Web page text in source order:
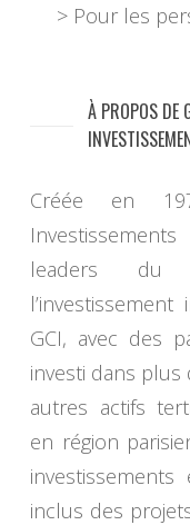
> Pour les
À PROPOS DE
Créée en
leaders du
GCI, avec des
investi dans plus
autres actifs
en région
inclus des